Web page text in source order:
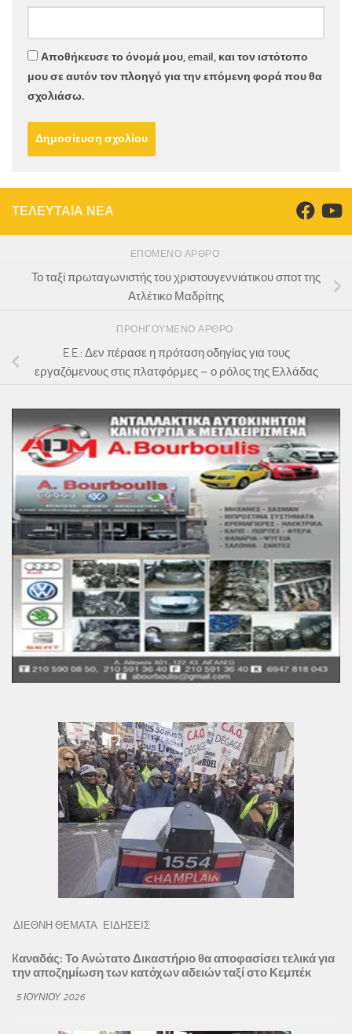
Αποθήκευσε το όνομά μου, email, και τον ιστότοπο
μου σε αυτόν τον πλοηγό για την επόμενη φορά που θα
σχολιάσω.
ΤΕΛΕΥΤΑΙΑ ΝΕΑ
ΕΠΌΜΕΝΟ ΆΡΘΡΟ
Το ταξί πρωταγωνιστής του χριστουγεννιάτικου σποτ της
Ατλέτικο Μαδρίτης
ΠΡΟΗΓΟΎΜΕΝΟ ΆΡΘΡΟ
E.E.: Δεν πέρασε η πρόταση οδηγίας για τους
εργαζόμενους στις πλατφόρμες – ο ρόλος της Ελλάδας
ΔΙΕΘΝΗ ΘΕΜΑΤΑ ΕΙΔΗΣΕΙΣ
Kαναδάς: Το Ανώτατο Δικαστήριο θα αποφασίσει τελικά για
την αποζημίωση των κατόχων αδειών ταξί στο Κεμπέκ
5 ΙΟΥΝΊΟΥ 2026